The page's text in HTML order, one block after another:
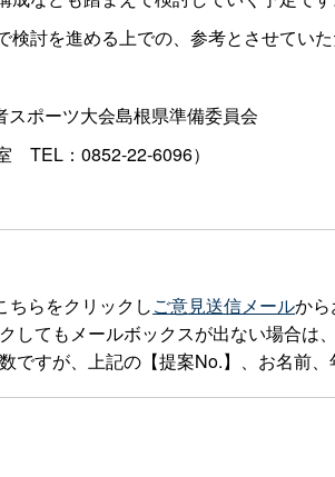
討を進める上での、参考とさせていた
ポーツ大会島根県準備委員会
TEL：0852-22-6096）
ちらをクリックしご意見送信メールか
してもメールボックスが出ない場合
ですが、上記の【提案No.】、お名前